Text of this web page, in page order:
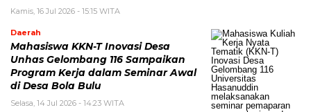
Kamis, 16 Jul 2026 - 15:15 WITA
Daerah
Mahasiswa KKN-T Inovasi Desa
Unhas Gelombang 116 Sampaikan
Program Kerja dalam Seminar Awal
di Desa Bola Bulu
Selasa, 14 Jul 2026 - 14:23 WITA